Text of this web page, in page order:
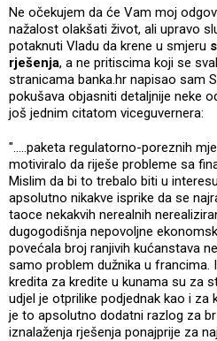
Ne očekujem da će Vam moj
nažalost olakšati život, ali upravo
potaknuti Vladu da krene u smjeru
rješenja, a ne pritiscima koji se
stranicama banka.hr napisao sam
pokušava objasniti detaljnije neke
još jednim citatom viceguvernera:
".....paketa regulatorno-poreznih
motiviralo da riješe probleme sa
Mislim da bi to trebalo biti u
apsolutno nikakve isprike da se
taoce nekakvih nerealnih
dugogodišnja nepovoljne
povećala broj ranjivih kućanstava
samo problem dužnika u francima.
kredita za kredite u kunama su za
udjel je otprilike podjednak kao i
je to apsolutno dodatni razlog za
iznalaženja rješenja ponajprije za